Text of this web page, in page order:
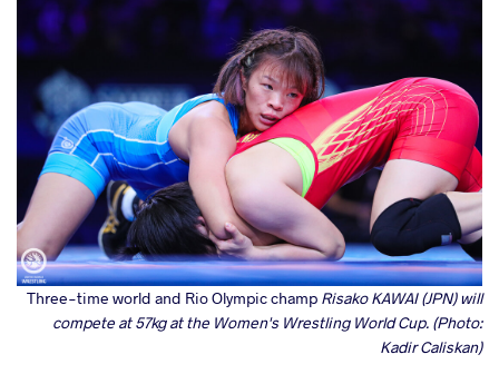
Three-time world and Rio Olympic champ Risako KAWAI (JPN) will
compete at 57kg at the Women's Wrestling World Cup. (Photo:
Kadir Caliskan)